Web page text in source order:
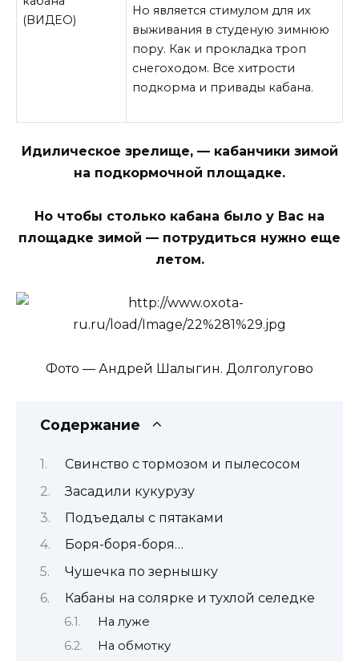
Но является стимулом для их
выживания в студеную зимнюю
пору. Как и прокладка троп
снегоходом. Все хитрости
подкорма и привады кабана.
Идилическое зрелище, — кабанчики зимой
на подкормочной площадке.
Но чтобы столько кабана было у Вас на
площадке зимой — потрудиться нужно еще
летом.
Фото — Андрей Шалыгин. Долголугово
Содержание
Свинство с тормозом и пылесосом
Засадили кукурузу
Подъедалы с пятаками
Боря-боря-боря…
Чушечка по зернышку
Кабаны на солярке и тухлой селедке
На луже
На обмотку